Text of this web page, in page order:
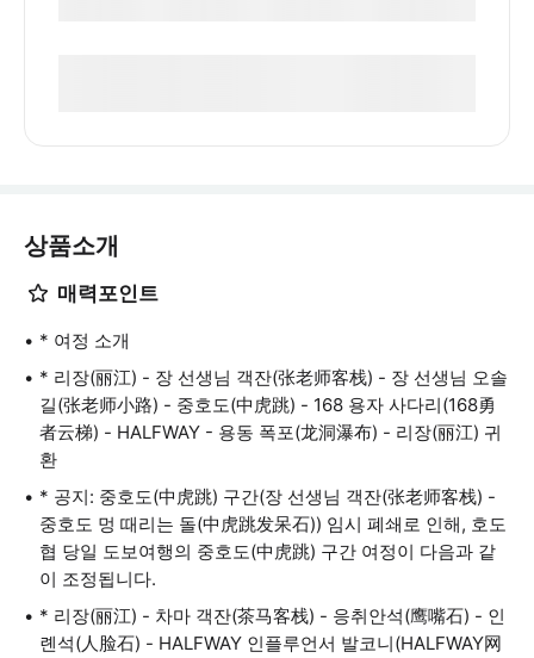
상품소개
매력포인트
* 여정 소개
* 리장(丽江) - 장 선생님 객잔(张老师客栈) - 장 선생님 오솔
길(张老师小路) - 중호도(中虎跳) - 168 용자 사다리(168勇
者云梯) - HALFWAY - 용동 폭포(龙洞瀑布) - 리장(丽江) 귀
환
* 공지: 중호도(中虎跳) 구간(장 선생님 객잔(张老师客栈) -
중호도 멍 때리는 돌(中虎跳发呆石)) 임시 폐쇄로 인해, 호도
협 당일 도보여행의 중호도(中虎跳) 구간 여정이 다음과 같
이 조정됩니다.
* 리장(丽江) - 차마 객잔(茶马客栈) - 응취안석(鹰嘴石) - 인
롄석(人脸石) - HALFWAY 인플루언서 발코니(HALFWAY网